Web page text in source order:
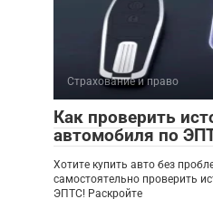
Страхование и право
Как проверить
автомобиля по
Хотите купить авто без
самостоятельно проверить
ЭПТС! Раскройте